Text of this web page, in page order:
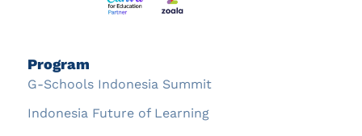
Program
G-Schools Indonesia Summit
Indonesia Future of Learning